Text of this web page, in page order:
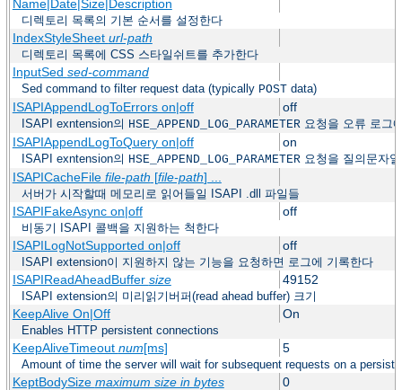
Name|Date|Size|Description
디렉토리 목록의 기본 순서를 설정한다
IndexStyleSheet url-path
디렉토리 목록에 CSS 스타일쉬트를 추가한다
InputSed sed-command
Sed command to filter request data (typically POST data)
ISAPIAppendLogToErrors on|off off
ISAPI exntension의 HSE_APPEND_LOG_PARAMETER 요청을 오류 로그
ISAPIAppendLogToQuery on|off on
ISAPI exntension의 HSE_APPEND_LOG_PARAMETER 요청을 질의문자
ISAPICacheFile file-path [file-path] ...
서버가 시작할때 메모리로 읽어들일 ISAPI .dll 파일들
ISAPIFakeAsync on|off off
비동기 ISAPI 콜백을 지원하는 척한다
ISAPILogNotSupported on|off off
ISAPI extension이 지원하지 않는 기능을 요청하면 로그에 기록한다
ISAPIReadAheadBuffer size 49152
ISAPI extension의 미리읽기버퍼(read ahead buffer) 크기
KeepAlive On|Off On
Enables HTTP persistent connections
KeepAliveTimeout num[ms] 5
Amount of time the server will wait for subsequent requests on a
KeptBodySize maximum size in bytes 0